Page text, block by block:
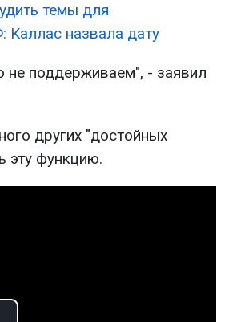
темы для
Каллас назвала дату
не поддерживаем", - заявил
других "достойных
эту функцию.